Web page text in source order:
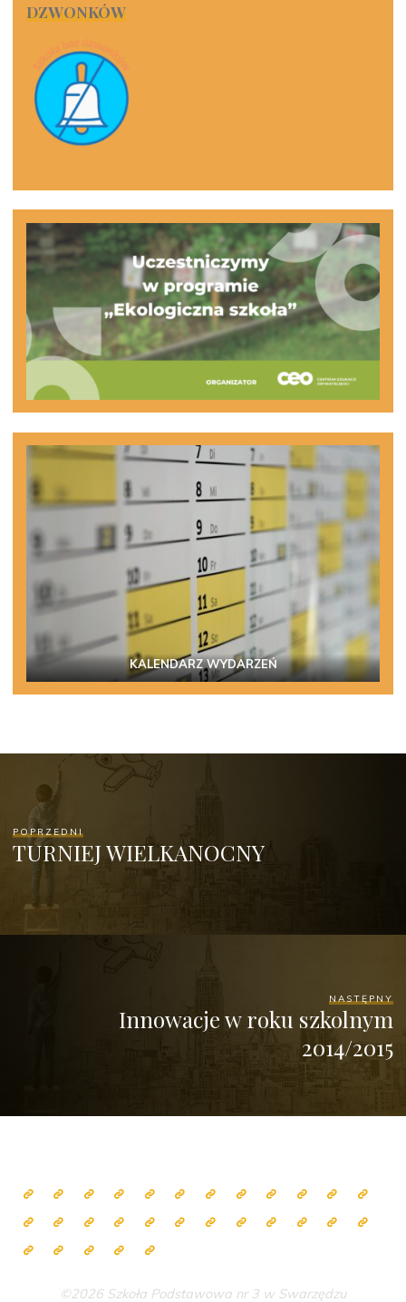
DZWONKÓW
KALENDARZ WYDARZEŃ
POPRZEDNI
TURNIEJ WIELKANOCNY
NASTĘPNY
Innowacje w roku szkolnym
2014/2015
©2026 Szkoła Podstawowa nr 3 w Swarzędzu